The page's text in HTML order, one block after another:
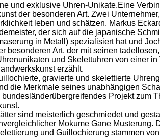
und exklusive Uhren-Unikate.Eine
der besonderen Art. Zwei
leben und schätzen. Markus
der sich auf die japanische
in Metall) spezialisiert hat und
besonderen Art, der mit seinen
und Skelettuhren von einer in
erzählt.
gravierte und skelettierte
die Merkmale seines unabhängigen
Projekt zum
sind meisterlich geschmiedet und
Mokume Gane Musterung.
und Guillochierung stammen